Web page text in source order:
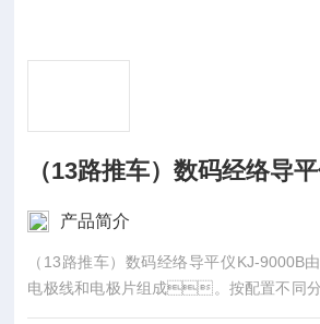
（13路推车）数码经络导
产品简介
（13路推车）数码经络导平仪KJ-
电极线和电极片组成。按配置不同
A型配置治疗电极线6根，B型配置